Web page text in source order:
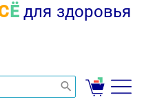
Ёдля здоровья